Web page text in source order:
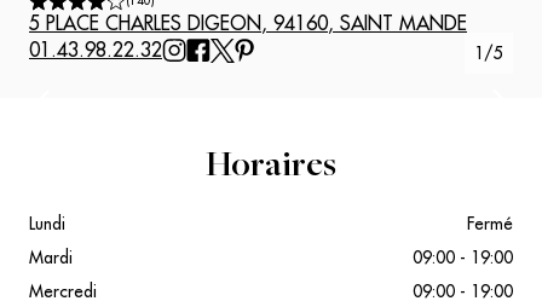
5 PLACE CHARLES DIGEON , 94160, SAINT MANDE
01.43.98.22.32
1 /5
Horaires
Lundi
Fermé
Mardi
09:00 - 19:00
Mercredi
09:00 - 19:00